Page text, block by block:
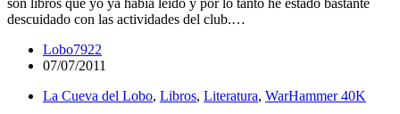
son libros que yo ya había leído y por lo tanto he estado bastante
descuidado con las actividades del club.…
Lobo7922
07/07/2011
La Cueva del Lobo, Libros, Literatura, WarHammer 40K